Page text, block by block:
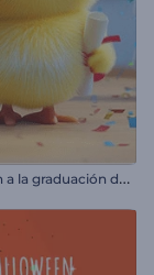
I
ntroducción a la graduación de Chick